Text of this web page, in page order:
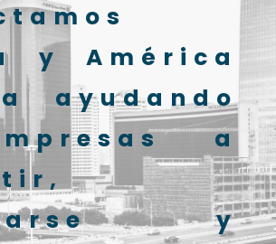
y América
ayudando
a
y